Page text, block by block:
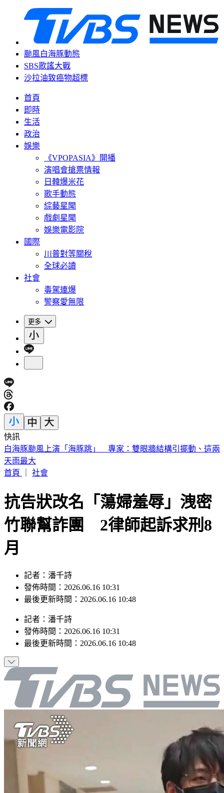
颱風白海豚動態
SBS歌謠大戰
沙拉油致癌物超標
首頁
即時
生活
政治
娛樂
《VPOPASIA》開播
演唱會搶票情報
日韓爆米花
歌手動態
綜藝星聞
戲劇星聞
娛樂電影院
國際
川普對等關稅
全球必讀
社會
毒駕連爆
警察愛無限
更多
快訊
《半澤直樹》男星及川光博驚喜宣布再婚！妻子懷孕升格當爸
首頁｜ 社會
抗告狀改名「蕩婦羞辱」洩密
竹聯幫詐團 2律師起訴求刑8
月
發佈時間：2026.06.16 10:31
最後更新時間：2026.06.16 10:48
發佈時間：2026.06.16 10:31
最後更新時間：2026.06.16 10:48